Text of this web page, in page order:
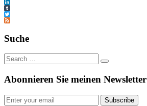
Flickr
LinkedIn
Tumblr
Twitter
Feed
Suche
Abonnieren Sie meinen Newsletter
Subscribe